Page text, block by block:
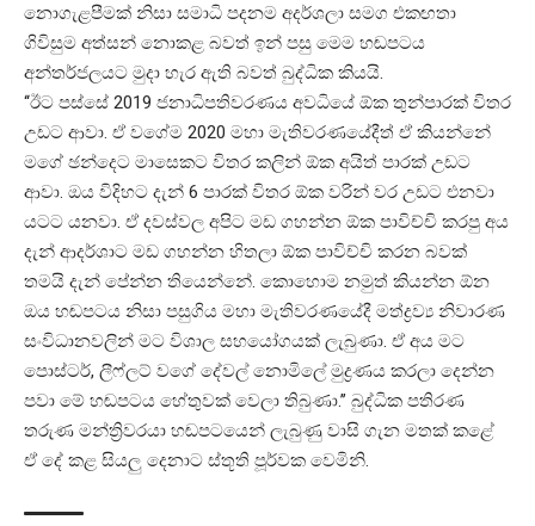
නොගැළපීමක් නිසා සමාධි පදනම අදර්ශලා සමග එකඟතා
ගිවිසුම අත්සන් නොකළ බවත් ඉන් පසු මෙම හඬපටය
අන්තර්ජලයට මුදා හැර ඇති බවත් බුද්ධික කියයි.
‘‘ඊට පස්සේ 2019 ජනාධිපතිවරණය අවධියේ ඕක තුන්පාරක් විතර
උඩට ආවා. ඒ වගේම 2020 මහා මැතිවරණයේදීත් ඒ කියන්නේ
මගේ ඡන්දෙට මාසෙකට විතර කලින් ඕක අයිත් පාරක් උඩට
ආවා. ඔය විදිහට දැන් 6 පාරක් විතර ඕක වරින් වර උඩට එනවා
යටට යනවා. ඒ දවස්වල අපිට මඩ ගහන්න ඕක පාවිච්චි කරපු අය
දැන් ආදර්ශාට මඩ ගහන්න හිතලා ඕක පාවිච්චි කරන බවක්
තමයි දැන් පේන්න තියෙන්නේ. කොහොම නමුත් කියන්න ඕන
ඔය හඬපටය නිසා පසුගිය මහා මැතිවරණයේදී මත්ද්‍රව්‍ය නිවාරණ
සංවිධානවලින් මට විශාල සහයෝගයක් ලැබුණා. ඒ අය මට
පොස්ටර්, ලීෆ්ලට් වගේ දේවල් නොමිලේ මුද්‍රණය කරලා දෙන්න
පවා මේ හඬපටය හේතුවක් වෙලා තිබුණා.’’ බුද්ධික පතිරණ
තරුණ මන්ත්‍රිවරයා හඬපටයෙන් ලැබුණු වාසි ගැන මතක් කළේ
ඒ දේ කළ සියලු දෙනාට ස්තූති පූර්වක වෙමිනි.